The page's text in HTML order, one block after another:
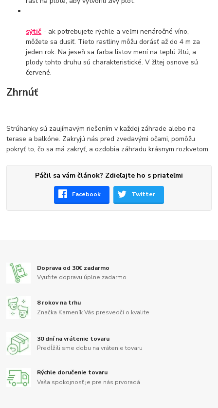
sýtič - ak potrebujete rýchle a veľmi nenáročné víno,
môžete sa dusiť. Tieto rastliny môžu dorásť až do 4 m za
jeden rok. Na jeseň sa farba listov mení na teplú žltú, a
plody tohto druhu sú charakteristické. V žltej osnove sú
červené.
Zhrnúť
Strúhanky sú zaujímavým riešením v každej záhrade alebo na
terase a balkóne. Zakryjú nás pred zvedavými očami, pomôžu
pokryť to, čo sa má zakryť, a ozdobia záhradu krásnym rozkvetom.
Páčil sa vám článok? Zdieľajte ho s priateľmi
Facebook Twitter
Doprava od 30€ zadarmo
Využite dopravu úplne zadarmo
8 rokov na trhu
Značka Kameník Vás presvedčí o kvalite
30 dní na vrátenie tovaru
Predĺžili sme dobu na vrátenie tovaru
Rýchle doručenie tovaru
Vaša spokojnosť je pre nás prvoradá